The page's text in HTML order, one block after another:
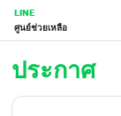
LINE
ศูนย์ช่วยเหลือ
ประกาศ